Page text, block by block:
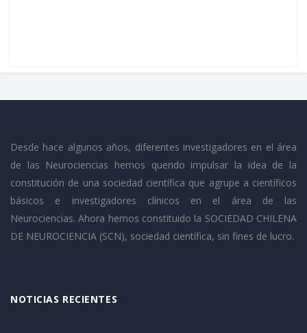
Desde hace algunos años, diferentes investigadores en el área
de las Neurociencias hemos querido impulsar la idea de la
constitución de una sociedad científica que agrupe a científicos
básicos e investigadores clínicos en el área de las
Neurociencias. Ahora hemos constituido la SOCIEDAD CHILENA
DE NEUROCIENCIA (SCN), sociedad científica, sin fines de lucro.
NOTICIAS RECIENTES